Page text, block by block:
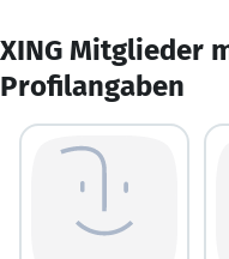
XING Mitglieder
Profilangaben